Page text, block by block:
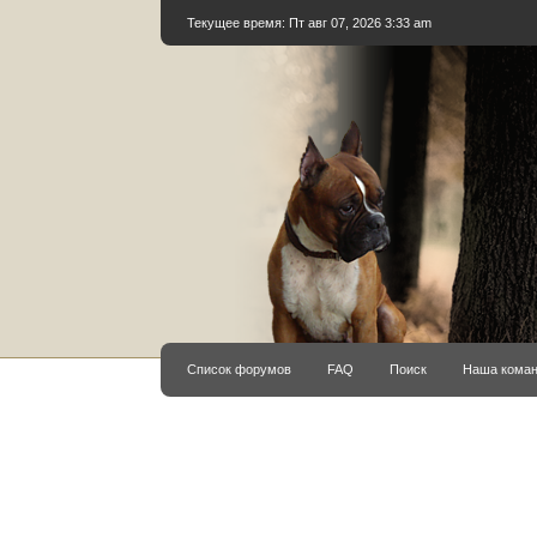
Текущее время: Пт авг 07, 2026 3:33 am
Список форумов FAQ Поиск Наша